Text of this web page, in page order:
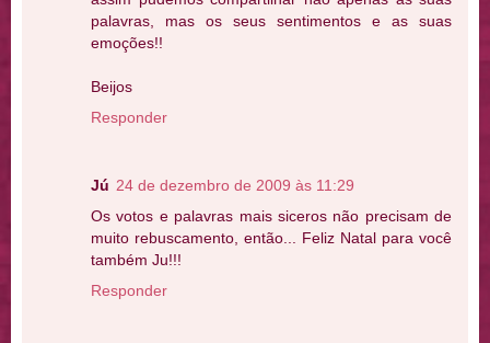
palavras, mas os seus sentimentos e as suas
emoções!!
Beijos
Responder
Jú 24 de dezembro de 2009 às 11:29
Os votos e palavras mais siceros não precisam de
muito rebuscamento, então... Feliz Natal para você
também Ju!!!
Responder